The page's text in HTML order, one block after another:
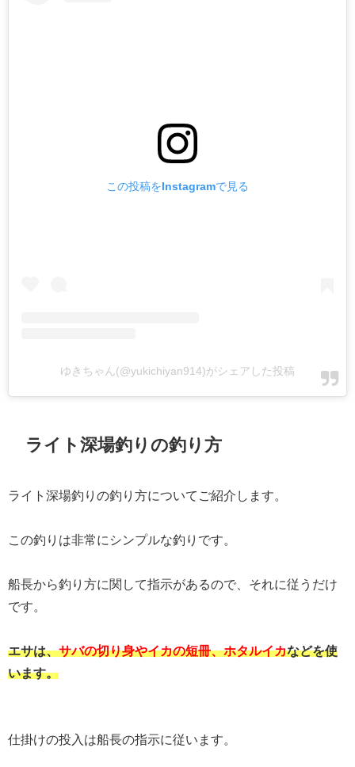
この投稿をInstagramで見る
ゆきちゃん(@yukichiyan914)がシェアした投稿
ライト深場釣りの釣り方
ライト深場釣りの釣り方についてご紹介します。
この釣りは非常にシンプルな釣りです。
船長から釣り方に関して指示があるので、それに従うだけ
です。
エサは、サバの切り身やイカの短冊、ホタルイカなどを使
います。
仕掛けの投入は船長の指示に従います。